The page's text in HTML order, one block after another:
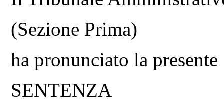
(Sezione Prima)
ha pronunciato la presente
SENTENZA